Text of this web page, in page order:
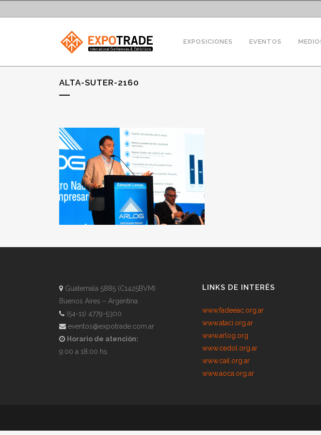
EXPOSICIONES EVENTOS
ALTA-SUTER-2160
Guatemala 5885 (C1425BVM)
Buenos Aires – Argentina
(54-11) 4779-5300
eventos@expotrade.com.ar
Horario de atención:
9:00 a 18:00 hs.
LINKS DE INTERÉS
www.fadeeac.org.ar
www.ataci.org.ar
www.arlog.org
www.cedol.org.ar
www.cail.org.ar
www.aoca.org.ar